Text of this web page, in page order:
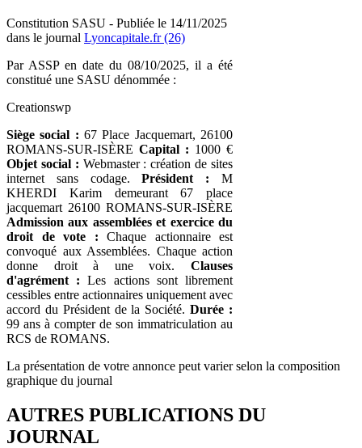
Constitution SASU - Publiée le 14/11/2025
dans le journal Lyoncapitale.fr (26)
Par ASSP en date du 08/10/2025, il a été
constitué une SASU dénommée :
Creationswp
Siège social : 67 Place Jacquemart, 26100
ROMANS-SUR-ISÈRE Capital : 1000 €
Objet social : Webmaster : création de sites
internet sans codage.Président : M
KHERDI Karim demeurant 67 place
jacquemart 26100 ROMANS-SUR-ISÈRE
Admission aux assemblées et exercice du
droit de vote : Chaque actionnaire est
convoqué aux Assemblées. Chaque action
donne droit à une voix. Clauses
d'agrément : Les actions sont librement
cessibles entre actionnaires uniquement avec
accord du Président de la Société.Durée :
99 ans à compter de son immatriculation au
RCS de ROMANS.
La présentation de votre annonce peut varier selon la composition
graphique du journal
AUTRES PUBLICATIONS DU
JOURNAL